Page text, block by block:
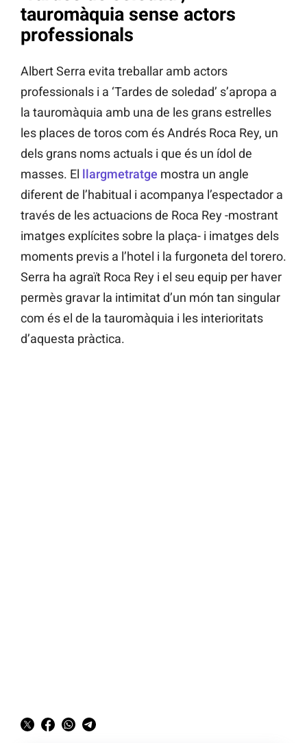
tauromàquia sense actors
professionals
Albert Serra evita treballar amb actors
professionals i a ‘Tardes de soledad’ s’apropa a
la tauromàquia amb una de les grans estrelles
les places de toros com és Andrés Roca Rey, un
dels grans noms actuals i que és un ídol de
masses. El llargmetratge mostra un angle
diferent de l’habitual i acompanya l’espectador a
través de les actuacions de Roca Rey -mostrant
imatges explícites sobre la plaça- i imatges dels
moments previs a l’hotel i la furgoneta del torero.
Serra ha agraït Roca Rey i el seu equip per haver
permès gravar la intimitat d’un món tan singular
com és el de la tauromàquia i les interioritats
d’aquesta pràctica.